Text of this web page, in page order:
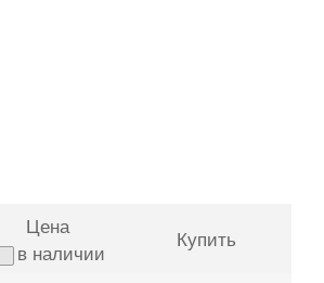
Цена
в наличии
Купить